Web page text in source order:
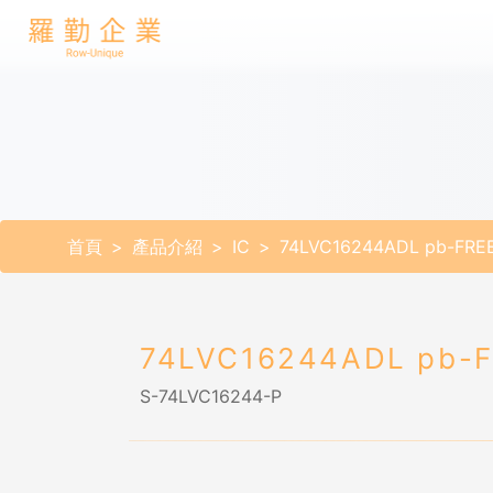
首頁 產品介紹 IC 74LVC16244ADL pb-
74LVC16244ADL pb-
S-74LVC16244-P